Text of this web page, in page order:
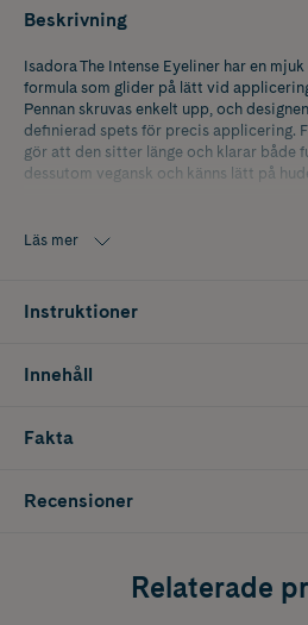
Beskrivning
Isadora The Intense Eyeliner har en
formula som glider på lätt vid
Pennan skruvas enkelt upp, och
definierad spets för precis applicering.
gör att den sitter länge och klarar både
dessutom vegansk och känns lätt på
Läs mer
Instruktioner
Innehåll
Fakta
Recensioner
Relaterade